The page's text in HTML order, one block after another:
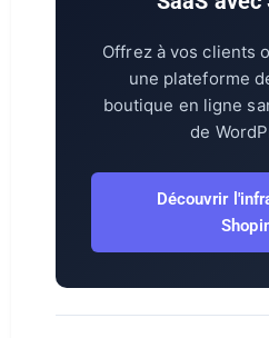
Offrez à vos clients
une plateforme
boutique en ligne
de
Découvrir